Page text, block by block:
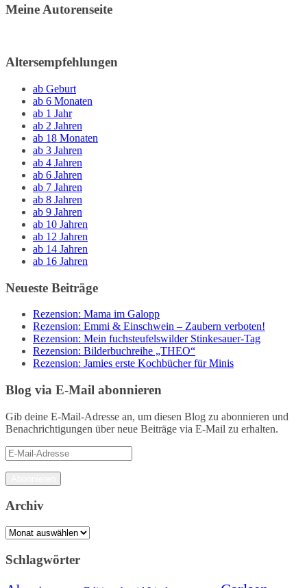
Meine Autorenseite
Altersempfehlungen
ab Geburt
ab 6 Monaten
ab 1 Jahr
ab 2 Jahren
ab 18 Monaten
ab 3 Jahren
ab 4 Jahren
ab 6 Jahren
ab 7 Jahren
ab 8 Jahren
ab 9 Jahren
ab 10 Jahren
ab 12 Jahren
ab 14 Jahren
ab 16 Jahren
Neueste Beiträge
Rezension: Mama im Galopp
Rezension: Emmi & Einschwein – Zaubern verboten!
Rezension: Mein fuchsteufelswilder Stinkesauer-Tag
Rezension: Bilderbuchreihe „THEO“
Rezension: Jamies erste Kochbücher für Minis
Blog via E-Mail abonnieren
Gib deine E-Mail-Adresse an, um diesen Blog zu abonnieren und
Benachrichtigungen über neue Beiträge via E-Mail zu erhalten.
E-
Mail-
Adresse
Archiv
Archiv
Schlagwörter